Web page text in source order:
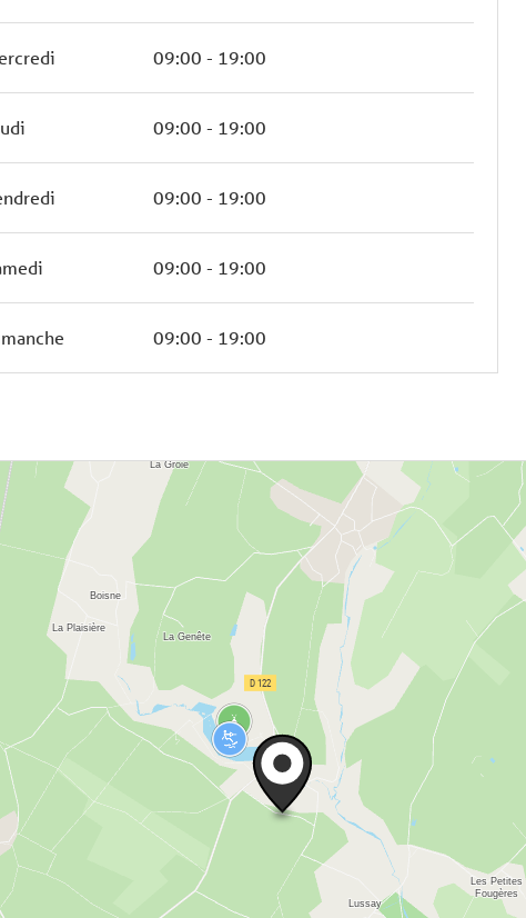
09:00 - 19:00
09:00 - 19:00
09:00 - 19:00
09:00 - 19:00
09:00 - 19:00